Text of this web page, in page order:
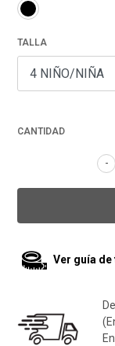
TALLA
CANTIDAD
-
Ver guía de